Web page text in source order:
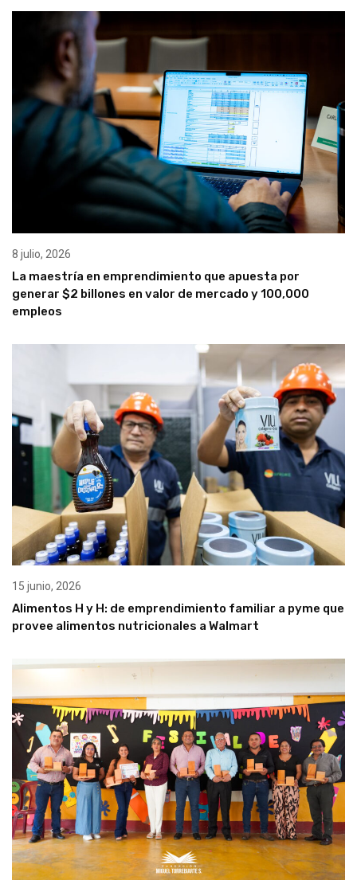
8 julio, 2026
La maestría en emprendimiento que apuesta por
generar $2 billones en valor de mercado y 100,000
empleos
15 junio, 2026
Alimentos H y H: de emprendimiento familiar a pyme que
provee alimentos nutricionales a Walmart